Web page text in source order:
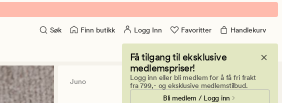
Søk Finn butikk Logg Inn Favoritter Handlekurv
Få tilgang til eksklusive
medlemspriser!
Logg inn eller bli medlem for å få fri frakt
fra 799,- og eksklusive medlemstilbud.
Bli medlem / Logg inn
Juno
35